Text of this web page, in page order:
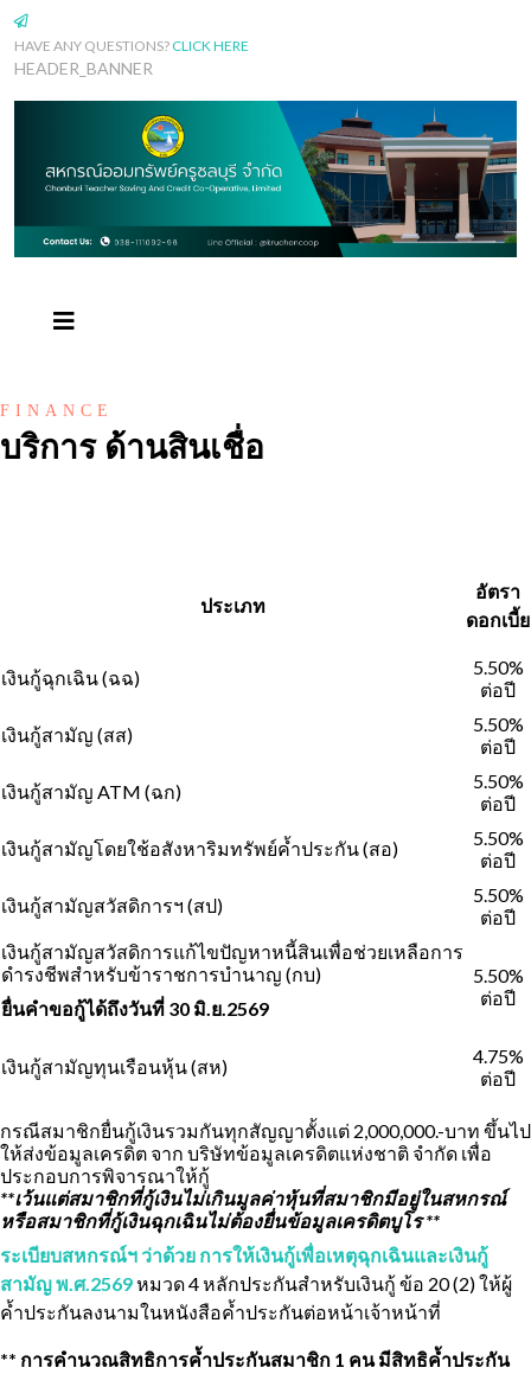
HAVE ANY QUESTIONS? CLICK HERE
HEADER_BANNER
FINANCE
บริการ ด้านสินเชื่อ
ประเภท
อัตรา
ดอกเบี้ย
เงินกู้ฉุกเฉิน (ฉฉ)
5.50%
ต่อปี
เงินกู้สามัญ (สส)
5.50%
ต่อปี
เงินกู้สามัญ ATM (ฉก)
5.50%
ต่อปี
เงินกู้สามัญโดยใช้อสังหาริมทรัพย์ค้ำประกัน (สอ)
5.50%
ต่อปี
เงินกู้สามัญสวัสดิการฯ (สป)
5.50%
ต่อปี
เงินกู้สามัญสวัสดิการแก้ไขปัญหาหนี้สินเพื่อช่วยเหลือการ
ดำรงชีพสำหรับข้าราชการบำนาญ (กบ)
ยื่นคำขอกู้ได้ถึงวันที่ 30 มิ.ย.2569
5.50%
ต่อปี
เงินกู้สามัญทุนเรือนหุ้น (สห)
4.75%
ต่อปี
กรณีสมาชิกยื่นกู้เงินรวมกันทุกสัญญาตั้งแต่ 2,000,000.-บาท ขึ้นไป
ให้ส่งข้อมูลเครดิต จาก บริษัทข้อมูลเครดิตแห่งชาติ จำกัด เพื่อ
ประกอบการพิจารณาให้กู้
**เว้นแต่สมาชิกที่กู้เงินไม่เกินมูลค่าหุ้นที่สมาชิกมีอยู่ในสหกรณ์
หรือสมาชิกที่กู้เงินฉุกเฉินไม่ต้องยื่นข้อมูลเครดิตบูโร **
ระเบียบสหกรณ์ฯ ว่าด้วย การให้เงินกู้เพื่อเหตุฉุกเฉินและเงินกู้
สามัญ พ.ศ.2569หมวด 4 หลักประกันสำหรับเงินกู้ ข้อ 20 (2) ให้ผู้
ค้ำประกันลงนามในหนังสือค้ำประกันต่อหน้าเจ้าหน้าที่
** การคำนวณสิทธิการค้ำประกันสมาชิก 1 คน มีสิทธิค้ำประกัน